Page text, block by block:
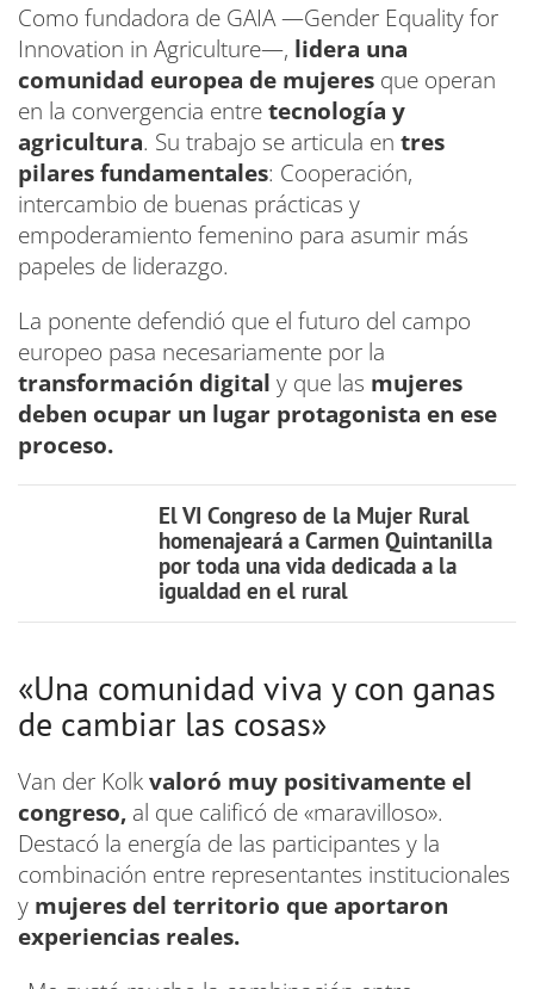
Como fundadora de GAIA —Gender Equality for
Innovation in Agriculture—, lidera una
comunidad europea de mujeres que operan
en la convergencia entretecnología y
agricultura. Su trabajo se articula en tres
pilares fundamentales: Cooperación,
intercambio de buenas prácticas y
empoderamiento femenino para asumir más
papeles de liderazgo.
La ponente defendió que el futuro del campo
europeo pasa necesariamente por la
transformación digital y que las mujeres
deben ocupar un lugar protagonista en ese
proceso.
El VI Congreso de la Mujer Rural
homenajeará a Carmen Quintanilla
por toda una vida dedicada a la
igualdad en el rural
«Una comunidad viva y con ganas
de cambiar las cosas»
Van der Kolkvaloró muy positivamente el
congreso, al que calificó de «maravilloso».
Destacó la energía de las participantes y la
combinación entre representantes institucionales
y mujeres del territorio que aportaron
experiencias reales.